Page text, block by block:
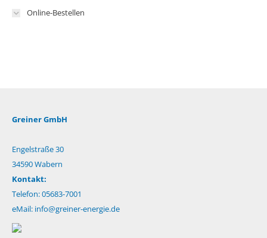
Online-Bestellen
Greiner GmbH
Engelstraße 30
34590 Wabern
Kontakt:
Telefon: 05683-7001
eMail: info@greiner-energie.de